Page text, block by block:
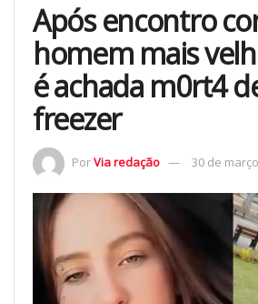
Após encontro
homem mais
é achada m0rt4
freezer
PorVia redação 30 de